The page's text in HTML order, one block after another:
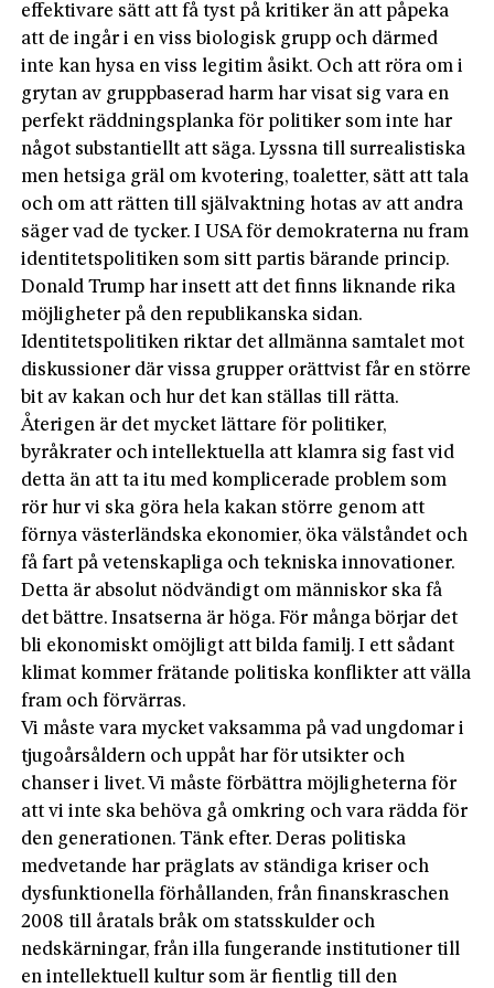
effektivare sätt att få tyst på kritiker än att påpeka
att de ingår i en viss biologisk grupp och därmed
inte kan hysa en viss legitim åsikt. Och att röra om i
grytan av gruppbaserad harm har visat sig vara en
perfekt räddningsplanka för politiker som inte har
något substantiellt att säga. Lyssna till surrealistiska
men hetsiga gräl om kvotering, toaletter, sätt att tala
och om att rätten till självaktning hotas av att andra
säger vad de tycker. I USA för demokraterna nu fram
identitetspolitiken som sitt partis bärande princip.
Donald Trump har insett att det finns liknande rika
möjligheter på den republikanska sidan.
Identitetspolitiken riktar det allmänna samtalet mot
diskussioner där vissa grupper orättvist får en större
bit av kakan och hur det kan ställas till rätta.
Återigen är det mycket lättare för politiker,
byråkrater och intellektuella att klamra sig fast vid
detta än att ta itu med komplicerade problem som
rör hur vi ska göra hela kakan större genom att
förnya västerländska ekonomier, öka välståndet och
få fart på vetenskapliga och tekniska innovationer.
Detta är absolut nödvändigt om människor ska få
det bättre. Insatserna är höga. För många börjar det
bli ekonomiskt omöjligt att bilda familj. I ett sådant
klimat kommer frätande politiska konflikter att välla
fram och förvärras.
Vi måste vara mycket vaksamma på vad ungdomar i
tjugoårsåldern och uppåt har för utsikter och
chanser i livet. Vi måste förbättra möjligheterna för
att vi inte ska behöva gå omkring och vara rädda för
den generationen. Tänk efter. Deras politiska
medvetande har präglats av ständiga kriser och
dysfunktionella förhållanden, från finanskraschen
2008 till åratals bråk om statsskulder och
nedskärningar, från illa fungerande institutioner till
en intellektuell kultur som är fientlig till den